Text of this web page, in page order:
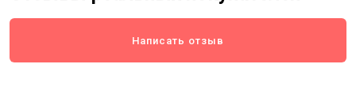
Написать отзыв